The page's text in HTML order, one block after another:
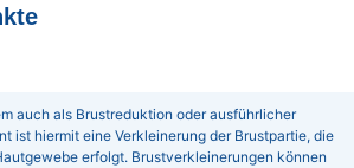
auch als Brustreduktion oder ausführlicher
ist hiermit eine Verkleinerung der Brustpartie, die
erfolgt. Brustverkleinerungen können